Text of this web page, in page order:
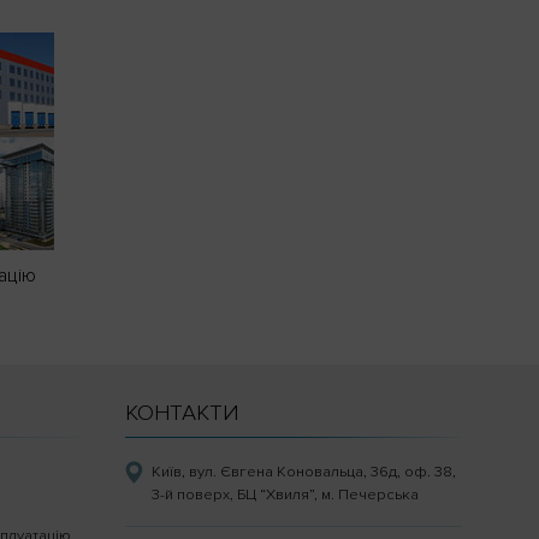
КОНТАКТИ
Київ, вул. Євгена Коновальца, 36д, оф. 38,
3-й поверх, БЦ “Хвиля”, м. Печерська